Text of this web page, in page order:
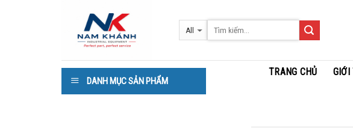
DANH MỤC SẢN PHẨM
TRANG CHỦ GIỚI